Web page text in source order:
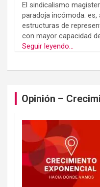
El sindicalismo
paradoja incómoda:
estructuras de
con mayor capacidad
Seguir leyendo...
Opinión –